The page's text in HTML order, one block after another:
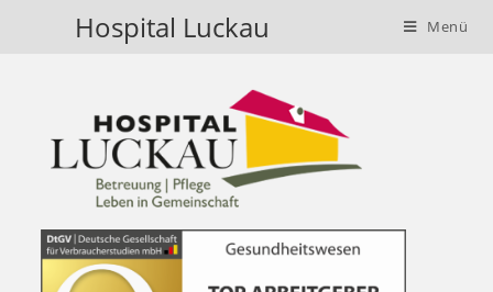
Hospital Luckau Menü